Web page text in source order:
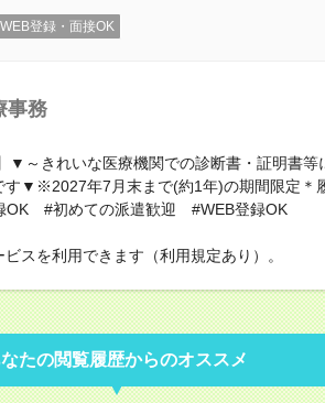
WEB登録・面接OK
事務
▼～きれいな医療機関での診断書・証明書等
▼※2027年7月末まで(約1年)の期間限定＊
OK #初めての派遣歓迎 #WEB登録OK
スを利用できます（利用規定あり）。
たの閲覧履歴からのオススメ